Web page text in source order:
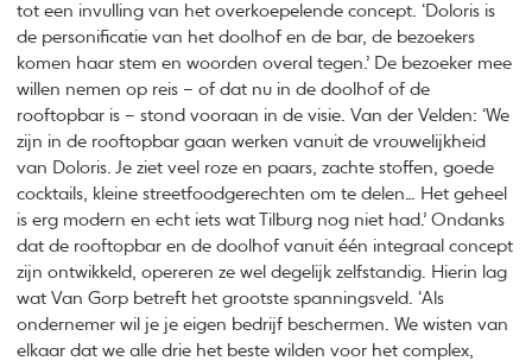
tot een invulling van het overkoepelende concept. ‘Doloris is
de personificatie van het doolhof en de bar, de bezoekers
komen haar stem en woorden overal tegen.’ De bezoeker mee
willen nemen op reis – of dat nu in de doolhof of de
rooftopbar is – stond vooraan in de visie. Van der Velden: ‘We
zijn in de rooftopbar gaan werken vanuit de vrouwelijkheid
van Doloris. Je ziet veel roze en paars, zachte stoffen, goede
cocktails, kleine streetfoodgerechten om te delen… Het geheel
is erg modern en echt iets wat Tilburg nog niet had.’ Ondanks
dat de rooftopbar en de doolhof vanuit één integraal concept
zijn ontwikkeld, opereren ze wel degelijk zelfstandig. Hierin lag
wat Van Gorp betreft het grootste spanningsveld. ‘Als
ondernemer wil je je eigen bedrijf beschermen. We wisten van
elkaar dat we alle drie het beste wilden voor het complex,